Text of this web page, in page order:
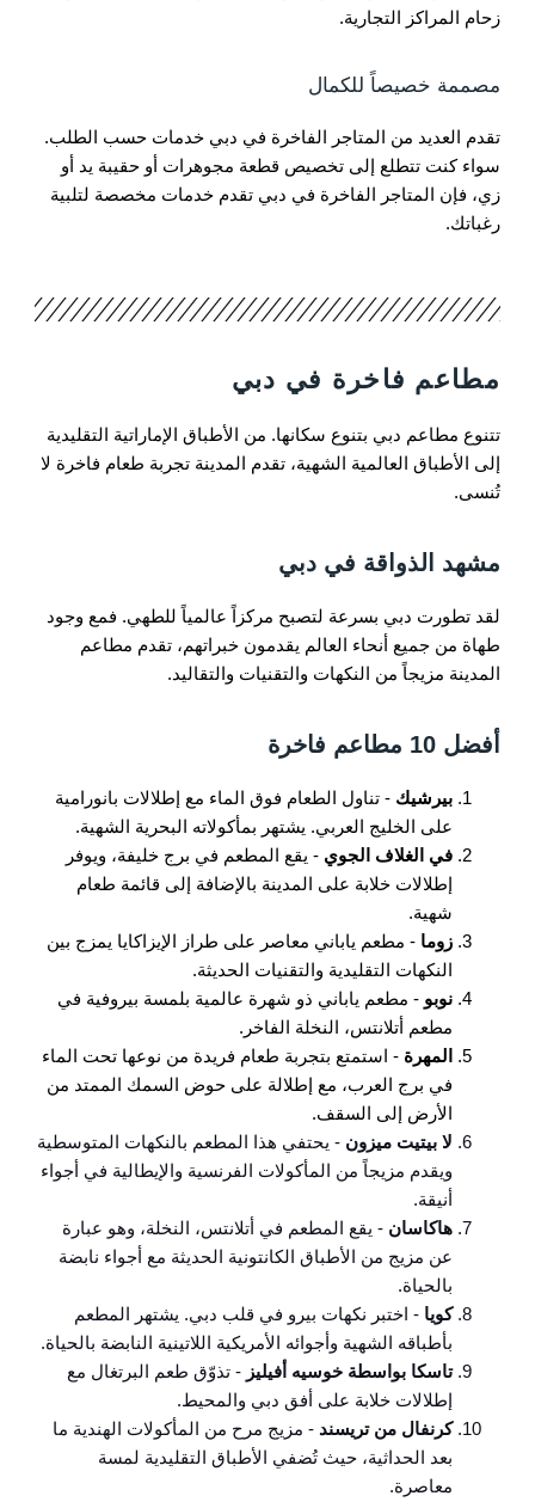
زحام المراكز التجارية.
مصممة خصيصاً للكمال
تقدم العديد من المتاجر الفاخرة في دبي خدمات حسب الطلب.
سواء كنت تتطلع إلى تخصيص قطعة مجوهرات أو حقيبة يد أو
زي، فإن المتاجر الفاخرة في دبي تقدم خدمات مخصصة لتلبية
رغباتك.
مطاعم فاخرة في دبي
تتنوع مطاعم دبي بتنوع سكانها. من الأطباق الإماراتية التقليدية
إلى الأطباق العالمية الشهية، تقدم المدينة تجربة طعام فاخرة لا
تُنسى.
مشهد الذواقة في دبي
لقد تطورت دبي بسرعة لتصبح مركزاً عالمياً للطهي. فمع وجود
طهاة من جميع أنحاء العالم يقدمون خبراتهم، تقدم مطاعم
المدينة مزيجاً من النكهات والتقنيات والتقاليد.
أفضل 10 مطاعم فاخرة
بيرشيك - تناول الطعام فوق الماء مع إطلالات بانورامية
على الخليج العربي. يشتهر بمأكولاته البحرية الشهية.
في الغلاف الجوي - يقع المطعم في برج خليفة، ويوفر
إطلالات خلابة على المدينة بالإضافة إلى قائمة طعام
شهية.
زوما - مطعم ياباني معاصر على طراز الإيزاكايا يمزج بين
النكهات التقليدية والتقنيات الحديثة.
نوبو - مطعم ياباني ذو شهرة عالمية بلمسة بيروفية في
مطعم أتلانتس، النخلة الفاخر.
المهرة - استمتع بتجربة طعام فريدة من نوعها تحت الماء
في برج العرب، مع إطلالة على حوض السمك الممتد من
الأرض إلى السقف.
لا بيتيت ميزون - يحتفي هذا المطعم بالنكهات المتوسطية
ويقدم مزيجاً من المأكولات الفرنسية والإيطالية في أجواء
أنيقة.
هاكاسان - يقع المطعم في أتلانتس، النخلة، وهو عبارة
عن مزيج من الأطباق الكانتونية الحديثة مع أجواء نابضة
بالحياة.
كويا - اختبر نكهات بيرو في قلب دبي. يشتهر المطعم
بأطباقه الشهية وأجوائه الأمريكية اللاتينية النابضة بالحياة.
تاسكا بواسطة خوسيه أفيليز - تذوّق طعم البرتغال مع
إطلالات خلابة على أفق دبي والمحيط.
كرنفال من تريسند - مزيج مرح من المأكولات الهندية ما
بعد الحداثية، حيث تُضفي الأطباق التقليدية لمسة
معاصرة.